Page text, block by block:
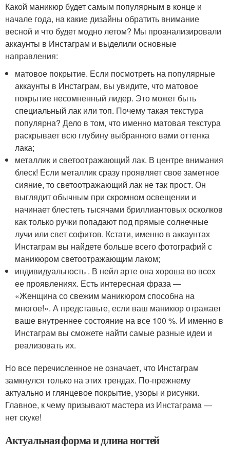
Какой маникюр будет самым популярным в конце и
начале года, на какие дизайны обратить внимание
весной и что будет модно летом? Мы проанализировали
аккаунты в Инстаграм и выделили основные
направления:
матовое покрытие. Если посмотреть на популярные
аккаунты в Инстаграм, вы увидите, что матовое
покрытие несомненный лидер. Это может быть
специальный лак или топ. Почему такая текстура
популярна? Дело в том, что именно матовая текстура
раскрывает всю глубину выбранного вами оттенка
лака;
металлик и светоотражающий лак. В центре внимания
блеск! Если металлик сразу проявляет свое заметное
сияние, то светоотражающий лак не так прост. Он
выглядит обычным при скромном освещении и
начинает блестеть тысячами бриллиантовых осколков
как только ручки попадают под прямые солнечные
лучи или свет софитов. Кстати, именно в аккаунтах
Инстаграм вы найдете больше всего фотографий с
маникюром светоотражающим лаком;
индивидуальность . В нейл арте она хороша во всех
ее проявлениях. Есть интересная фраза —
«Женщина со свежим маникюром способна на
многое!». А представьте, если ваш маникюр отражает
ваше внутреннее состояние на все 100 %. И именно в
Инстаграм вы сможете найти самые разные идеи и
реализовать их.
Но все перечисленное не означает, что Инстаграм
замкнулся только на этих трендах. По-прежнему
актуально и глянцевое покрытие, узоры и рисунки.
Главное, к чему призывают мастера из Инстаграма —
нет скуке!
Актуальная форма и длина ногтей